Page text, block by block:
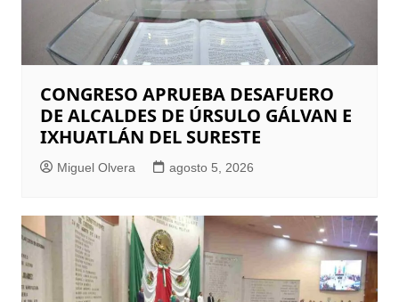
CONGRESO APRUEBA DESAFUERO
DE ALCALDES DE ÚRSULO GÁLVAN E
IXHUATLÁN DEL SURESTE
Miguel Olvera agosto 5, 2026